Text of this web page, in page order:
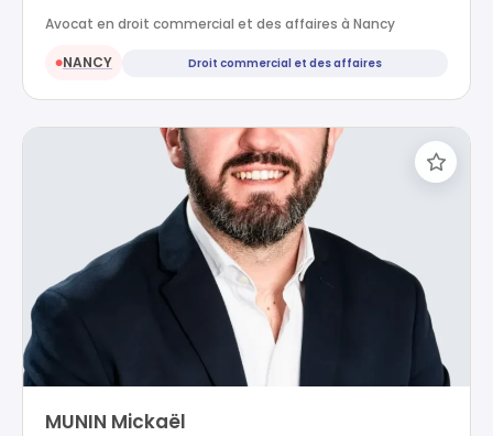
Avocat en droit commercial et des affaires à Nancy
●NANCY Droit commercial et des affaires
MUNIN Mickaël